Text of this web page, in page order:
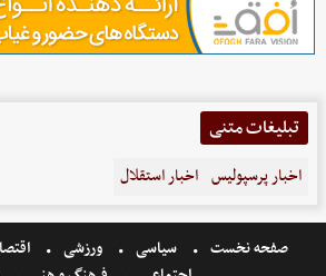
تبلیغات متنی
اخبار پرسپولیس اخبار استقلال
صفحه نخست سیاسی ورزشی